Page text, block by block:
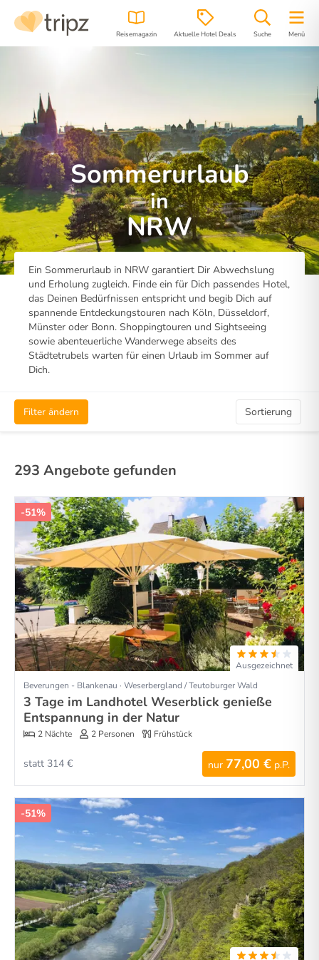
Reisemagazin Aktuelle Hotel Deals Suche Menü
Sommerurlaub
in
NRW
Ein Sommerurlaub in NRW garantiert Dir Abwechslung
und Erholung zugleich. Finde ein für Dich passendes Hotel,
das Deinen Bedürfnissen entspricht und begib Dich auf
spannende Entdeckungstouren nach Köln, Düsseldorf,
Münster oder Bonn. Shoppingtouren und Sightseeing
sowie abenteuerliche Wanderwege abseits des
Städtetrubels warten für einen Urlaub im Sommer auf
Dich.
Filter ändern Sortierung
293 Angebote gefunden
-51%
Ausgezeichnet
Beverungen - Blankenau · Weserbergland / Teutoburger Wald
3 Tage im Landhotel Weserblick genieße
Entspannung in der Natur
2 Nächte 2 Personen Frühstück
nur 77,00 € p.P.
statt 314 €
-51%